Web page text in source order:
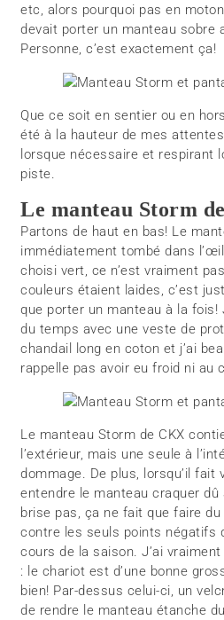
etc, alors pourquoi pas en
devait porter un manteau sobre
Personne, c’est exactement ça!
Que ce soit en sentier ou en
été à la hauteur de mes
lorsque nécessaire et respirant
piste.
Le manteau Storm
Partons de haut en bas! Le
immédiatement tombé dans l’œil
choisi vert, ce n’est vraiment
couleurs étaient laides, c’est
que porter un manteau à la fois!
du temps avec une veste de
chandail long en coton et j’ai
rappelle pas avoir eu froid ni au
Le manteau Storm de CKX
l’extérieur, mais une seule à
dommage. De plus, lorsqu’il fait
entendre le manteau craquer
brise pas, ça ne fait que faire
contre les seuls points négatifs
cours de la saison. J’ai
: le chariot est d’une bonne
bien! Par-dessus celui-ci, un
de rendre le manteau étanche